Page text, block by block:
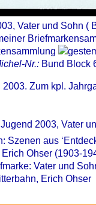
Vater und Sohn (
Nr.: Bund Block
Zum kpl.
2003, Vater
Szenen aus
Ohser (1903-
Vater und
Erich Ohser